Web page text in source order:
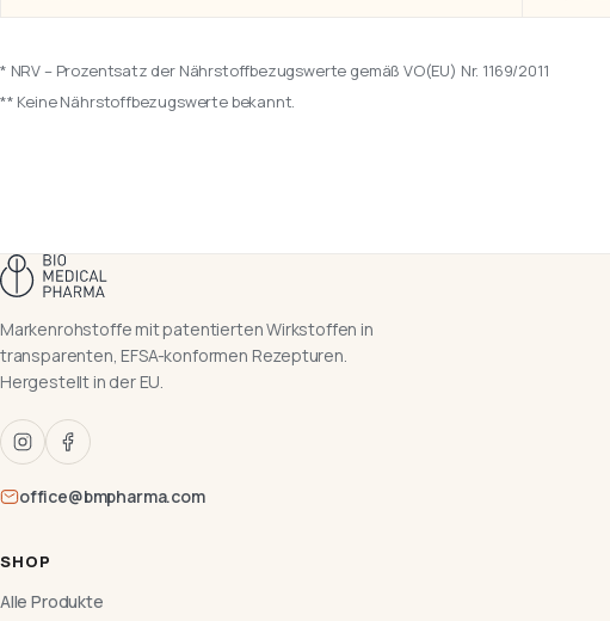
* NRV – Prozentsatz der Nährstoffbezugswerte gemäß VO(EU) Nr. 1169/2011
** Keine Nährstoffbezugswerte bekannt.
Markenrohstoffe mit patentierten Wirkstoffen in
transparenten, EFSA-konformen Rezepturen.
Hergestellt in der EU.
office@bmpharma.com
SHOP
Alle Produkte